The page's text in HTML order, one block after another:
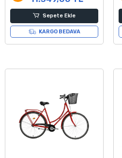
Sepete Ekle
KARGO BEDAVA